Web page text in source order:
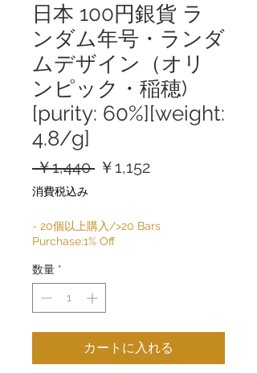
日本 100円銀貨 ラ
ンダム年号・ランダ
ムデザイン（オリ
ンピック・稲穂)
[purity: 60%][weight:
4.8/g]
￥1,440 通
格
￥1,152セ
価
消費税込み
- 20個以上購入/>20 Bars
Purchase:1% Off
数量 *
カートに入れる